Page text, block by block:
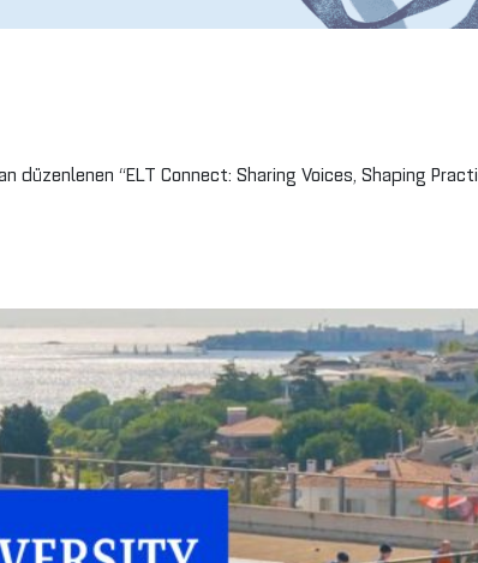
düzenlenen “ELT Connect: Sharing Voices, Shaping